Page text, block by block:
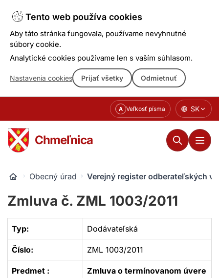
Tento web používa cookies
Aby táto stránka fungovala, používame nevyhnutné
súbory cookie.
Analytické cookies používame len s vaším súhlasom.
Nastavenia cookies Prijať všetky Odmietnuť
obsahu
A Veľkosť písma SK
Chmeľnica
Obecný úrad Verejný register odberateľských
Zmluva č. ZML 1003/2011
Typ: Dodávateľská
Číslo: ZML 1003/2011
Predmet :
Zmluva o termínovanom úvere